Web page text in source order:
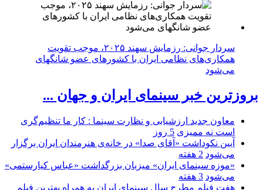
سردار جوانی: رزمایش سهند ۲۰۲۵، موجب تقویت
همکاری‌های نظامی ایران با کشور‌های عضو شانگهای
می‌شود
بروزترین خبر سینمای ایران و جهان ...
معاون جدید ارزشیابی و نظارت سینما : کار ما تنظیم‌گری
است نه ممیزی 5 روز
آیین نکوداشت «آقای صدا» در خانه‌ی هنرمندان ایران برگزار
می‌شود 2 هفته
«موزه سینمای ایران» میزبان بزرگداشت «عباس کیارستمی»
می‌شود 3 هفته
هفت فیلم مطرح سال سینمای ایران به همراه بهترین فیلم